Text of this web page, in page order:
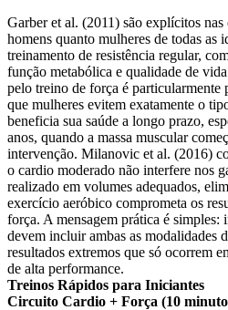
Garber et al. (2011) são explícitos
homens quanto mulheres de todas as
treinamento de resistência regular,
função metabólica e qualidade de
pelo treino de força é
que mulheres evitem exatamente o
beneficia sua saúde a longo prazo,
anos, quando a massa muscular
intervenção. Milanovic et al. (2016)
o cardio moderado não interfere nos
realizado em volumes adequados,
exercício aeróbico comprometa os
força. A mensagem prática é simples:
devem incluir ambas as modalidades
resultados extremos que só ocorrem
de alta performance.
Treinos Rápidos para Iniciantes
Circuito Cardio + Força (10